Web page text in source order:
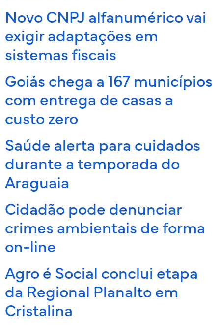
Novo CNPJ alfanumérico vai
exigir adaptações em
sistemas fiscais
Goiás chega a 167 municípios
com entrega de casas a
custo zero
Saúde alerta para cuidados
durante a temporada do
Araguaia
Cidadão pode denunciar
crimes ambientais de forma
on-line
Agro é Social conclui etapa
da Regional Planalto em
Cristalina